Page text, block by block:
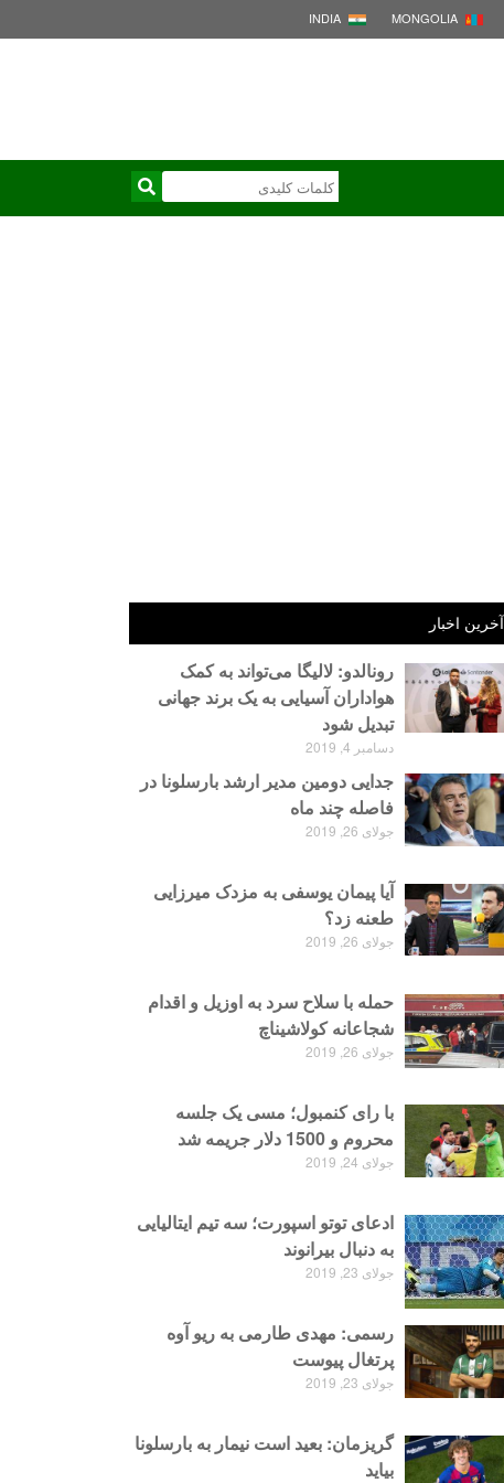
MONGOLIA
INDIA
آخرین اخبار
رونالدو: لالیگا می‌تواند به کمک
هواداران آسیایی به یک برند جهانی
تبدیل شود
دسامبر 4, 2019
جدایی دومین مدیر ارشد بارسلونا در
فاصله چند ماه
جولای 26, 2019
آیا پیمان یوسفی به مزدک میرزایی
طعنه زد؟
جولای 26, 2019
حمله با سلاح سرد به اوزیل و اقدام
شجاعانه کولاشیناچ
جولای 26, 2019
با رای کنمبول؛ مسی یک جلسه
محروم و 1500 دلار جریمه شد
جولای 24, 2019
ادعای توتو اسپورت؛ سه تیم ایتالیایی
به دنبال بیرانوند
جولای 23, 2019
رسمی: مهدی طارمی به ریو آوه
پرتغال پیوست
جولای 23, 2019
گریزمان: بعید است نیمار به بارسلونا
بیاید